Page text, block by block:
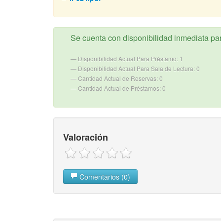
Se cuenta con disponibilidad inmediata
Disponibilidad Actual Para Préstamo: 1
Disponibilidad Actual Para Sala de Lectura: 0
Cantidad Actual de Reservas: 0
Cantidad Actual de Préstamos: 0
Valoración
Comentarios (0)